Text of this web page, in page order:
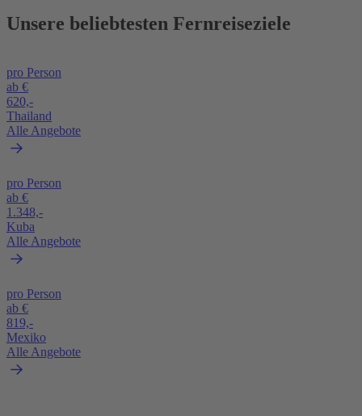
Unsere beliebtesten Fernreiseziele
pro Person
ab €
620,-
Thailand
Alle Angebote
pro Person
ab €
1.348,-
Kuba
Alle Angebote
pro Person
ab €
819,-
Mexiko
Alle Angebote